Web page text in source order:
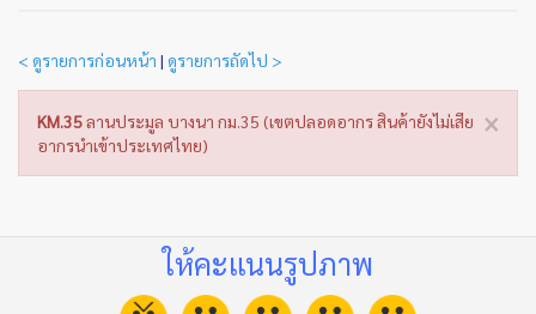
< ดูรายการก่อนหน้า | ดูรายการถัดไป >
×
KM.35ลานประมูล บางนา กม.35 (เขตปลอดอากร สินค้ายังไม่เสีย
อากรนำเข้าประเทศไทย)
ให้คะแนนรูปภาพ